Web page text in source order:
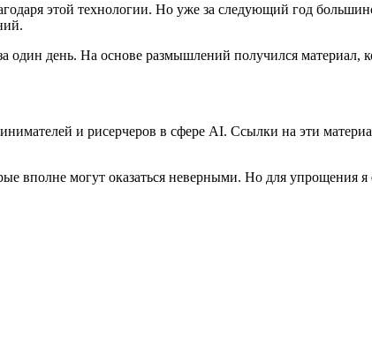
этой технологии. Но уже за следующий год
один день. На основе размышлений получился материал,
и рисерчеров в сфере AI. Ссылки на эти
вполне могут оказаться неверными. Но для упрощения